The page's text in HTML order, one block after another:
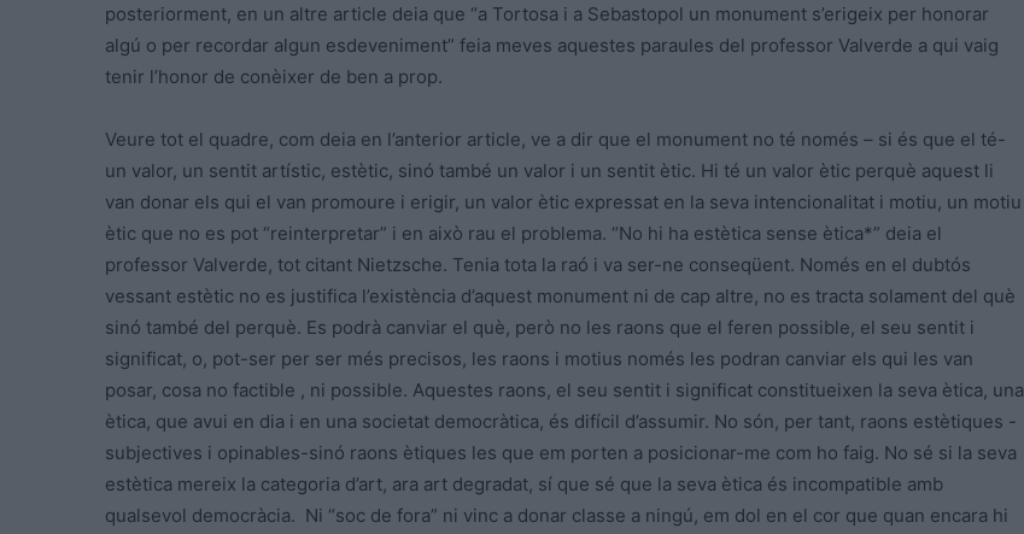
posteriorment, en un altre article deia que “a Tortosa i a Sebastopol un monument s’erigeix per honorar
algú o per recordar algun esdeveniment” feia meves aquestes paraules del professor Valverde a qui vaig
tenir l’honor de conèixer de ben a prop.
Veure tot el quadre, com deia en l’anterior article, ve a dir que el monument no té només – si és que el té-
un valor, un sentit artístic, estètic, sinó també un valor i un sentit ètic. Hi té un valor ètic perquè aquest li
van donar els qui el van promoure i erigir, un valor ètic expressat en la seva intencionalitat i motiu, un motiu
ètic que no es pot “reinterpretar” i en això rau el problema. “No hi ha estètica sense ètica*” deia el
professor Valverde, tot citant Nietzsche. Tenia tota la raó i va ser-ne conseqüent. Només en el dubtós
vessant estètic no es justifica l’existència d’aquest monument ni de cap altre, no es tracta solament del què
sinó també del perquè. Es podrà canviar el què, però no les raons que el feren possible, el seu sentit i
significat, o, pot-ser per ser més precisos, les raons i motius només les podran canviar els qui les van
posar, cosa no factible , ni possible. Aquestes raons, el seu sentit i significat constitueixen la seva ètica, una
ètica, que avui en dia i en una societat democràtica, és difícil d’assumir. No són, per tant, raons estètiques -
subjectives i opinables-sinó raons ètiques les que em porten a posicionar-me com ho faig. No sé si la seva
estètica mereix la categoria d’art, ara art degradat, sí que sé que la seva ètica és incompatible amb
qualsevol democràcia. Ni “soc de fora” ni vinc a donar classe a ningú, em dol en el cor que quan encara hi